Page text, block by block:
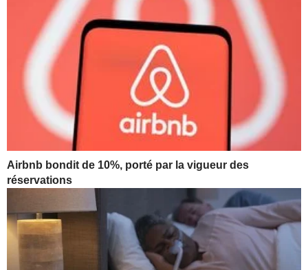
Airbnb bondit de 10%, porté par la vigueur des
réservations